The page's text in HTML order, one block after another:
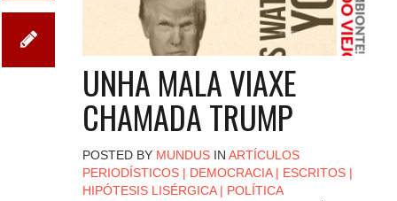
UNHA MALA VIAXE
CHAMADA TRUMP
POSTED BY MUNDUSIN ARTÍCULOS
PERIODÍSTICOS| DEMOCRACIA| ESCRITOS|
HIPÓTESIS LISÉRGICA| POLÍTICA